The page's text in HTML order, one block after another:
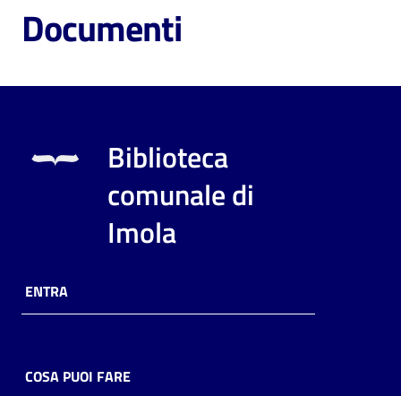
puoi
Risorse
online
Documenti
Biblioteca
comunale di
Imola
ENTRA
COSA PUOI FARE